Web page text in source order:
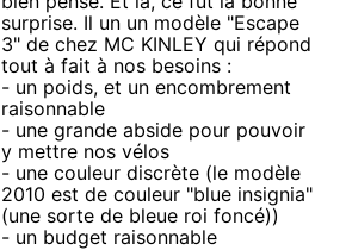
surprise. Il un un modèle "Escape
3" de chez MC KINLEY qui répond
tout à fait à nos besoins :
- un poids, et un encombrement
raisonnable
- une grande abside pour pouvoir
y mettre nos vélos
- une couleur discrète (le modèle
2010 est de couleur "blue insignia"
(une sorte de bleue roi foncé))
- un budget raisonnable